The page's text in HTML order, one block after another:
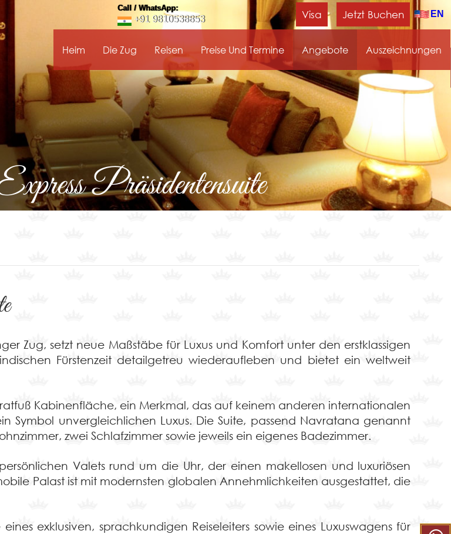
Call / WhatsApp:
+91 9810538853
Heim Die Zug Reisen Preise Und Termine Angebote Auszeichnungen
Visa Jetzt Buchen EN
Präsidentensuite
Zug, setzt neue Maßstäbe für Luxus und Komfort unter den erstklassigen
Fürstenzeit detailgetreu wiederaufleben und bietet ein weltweit
Kabinenfläche, ein Merkmal, das auf keinem anderen internationalen
Symbol unvergleichlichen Luxus. Die Suite, passend Navratana genannt
zwei Schlafzimmer sowie jeweils ein eigenes Badezimmer.
Valets rund um die Uhr, der einen makellosen und luxuriösen
Palast ist mit modernsten globalen Annehmlichkeiten ausgestattet, die
exklusiven, sprachkundigen Reiseleiters sowie eines Luxuswagens für